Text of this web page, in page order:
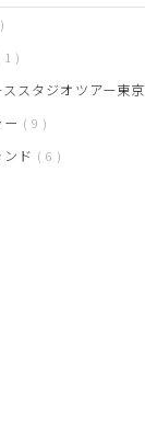
1
スタジオツアー東京
9
ド 6